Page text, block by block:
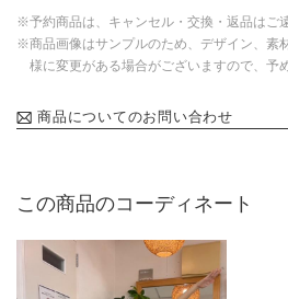
※予約商品は、キャンセル・交換・返品はご
※商品画像はサンプルのため、デザイン、素
様に変更がある場合がございますので、予
商品についてのお問い合わせ
この商品のコーディネート